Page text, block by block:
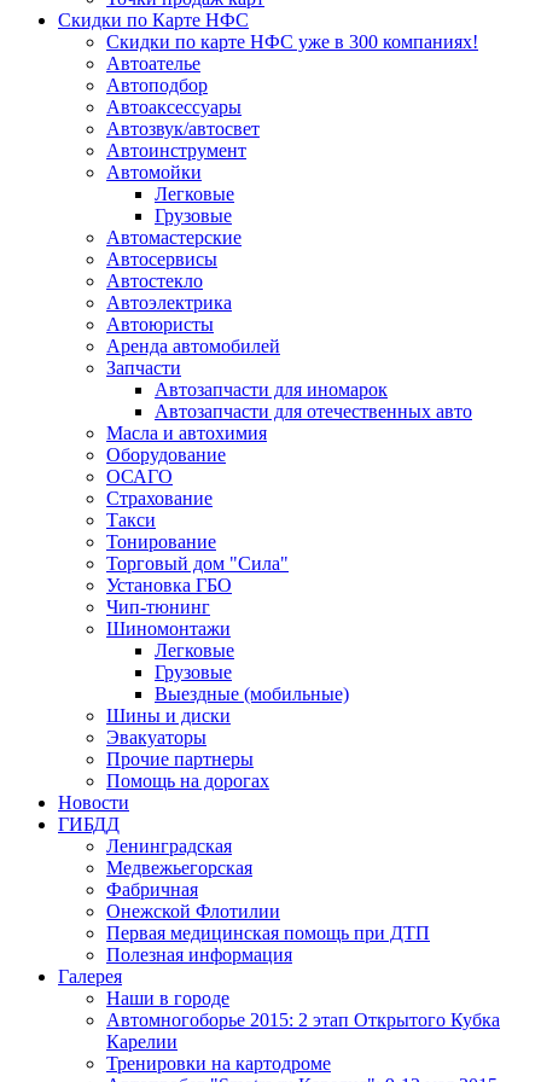
Скидки по Карте НФС
Скидки по карте НФС уже в 300 компаниях!
Автоателье
Автоподбор
Автоаксессуары
Автозвук/автосвет
Автоинструмент
Автомойки
Легковые
Грузовые
Автомастерские
Автосервисы
Автостекло
Автоэлектрика
Автоюристы
Аренда автомобилей
Запчасти
Автозапчасти для иномарок
Автозапчасти для отечественных авто
Масла и автохимия
Оборудование
ОСАГО
Страхование
Такси
Тонирование
Торговый дом "Сила"
Установка ГБО
Чип-тюнинг
Шиномонтажи
Легковые
Грузовые
Выездные (мобильные)
Шины и диски
Эвакуаторы
Прочие партнеры
Помощь на дорогах
Новости
ГИБДД
Ленинградская
Медвежьегорская
Фабричная
Онежской Флотилии
Первая медицинская помощь при ДТП
Полезная информация
Галерея
Наши в городе
Автомногоборье 2015: 2 этап Открытого Кубка
Карелии
Тренировки на картодроме